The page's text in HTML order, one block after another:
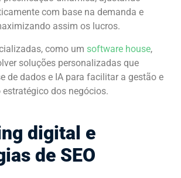
com base na demanda e
assim os lucros.
como um software house,
soluções personalizadas que
de dados e IA para facilitar a gestão e
dos negócios.
digital e
de SEO